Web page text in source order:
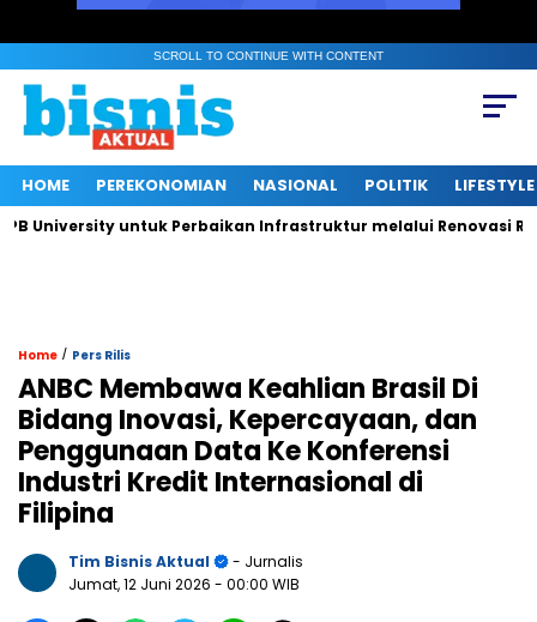
SCROLL TO CONTINUE WITH CONTENT
HOME PEREKONOMIAN NASIONAL POLITIK LIFESTYLE
untuk Perbaikan Infrastruktur melalui Renovasi
Home / Pers Rilis
ANBC Membawa Keahlian Brasil Di
Bidang Inovasi, Kepercayaan, dan
Penggunaan Data Ke Konferensi
Industri Kredit Internasional di
Filipina
Tim Bisnis Aktual
- Jurnalis
Jumat, 12 Juni 2026 - 00:00 WIB